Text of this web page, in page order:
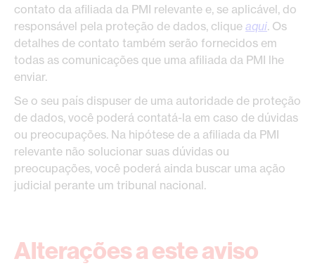
contato da afiliada da PMI relevante e, se aplicável, do
responsável pela proteção de dados, clique aqui. Os
detalhes de contato também serão fornecidos em
todas as comunicações que uma afiliada da PMI lhe
enviar.
Se o seu país dispuser de uma autoridade de proteção
de dados, você poderá contatá-la em caso de dúvidas
ou preocupações. Na hipótese de a afiliada da PMI
relevante não solucionar suas dúvidas ou
preocupações, você poderá ainda buscar uma ação
judicial perante um tribunal nacional.
Alterações a este aviso